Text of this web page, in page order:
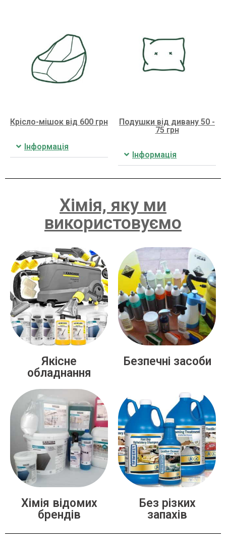
Крісло-мішок від 600 грн
Інформація
Подушки від дивану 50 -
75 грн
Інформація
Хімія, яку ми
використовуємо
Якісне
обладнання
Безпечні засоби
Хімія відомих
брендів
Без різких
запахів